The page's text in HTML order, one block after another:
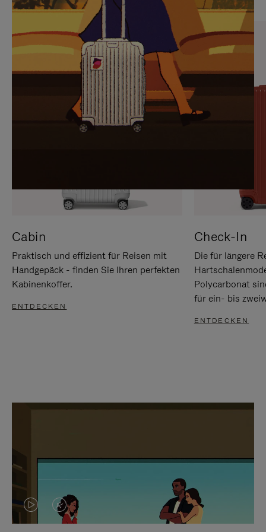
SIE,
UM
ANZUHALTEN
AUFHEBEN
DER
STUMMSCHALTUNG
Cabin
Praktisch und effizient für Reisen mit
Handgepäck - finden Sie Ihren perfekten
Kabinenkoffer.
ENTDECKEN
Check-In
Die für längere
Polycarbonat
für ein- bis
ENTDECKEN
DASVIDEO